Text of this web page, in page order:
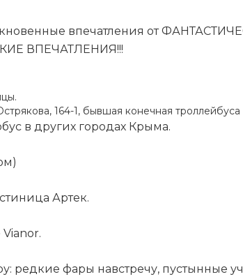
впечатления от
ВПЕЧАТЛЕНИЯ!!!
164-1, бывшая конечная
в других городах Крыма.
Артек.
редкие фары навстречу, пустынные